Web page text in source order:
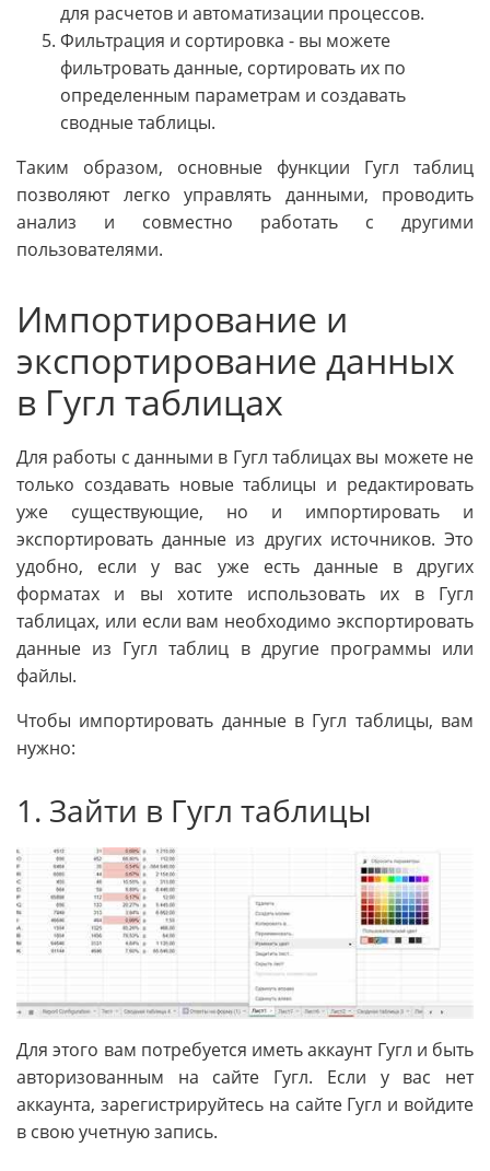
для расчетов и автоматизации процессов.
Фильтрация и сортировка - вы можете
фильтровать данные, сортировать их по
определенным параметрам и создавать
сводные таблицы.
Таким образом, основные функции Гугл таблиц
позволяют легко управлять данными, проводить
анализ и совместно работать с другими
пользователями.
Импортирование и
экспортирование данных
в Гугл таблицах
Для работы с данными в Гугл таблицах вы можете не
только создавать новые таблицы и редактировать
уже существующие, но и импортировать и
экспортировать данные из других источников. Это
удобно, если у вас уже есть данные в других
форматах и вы хотите использовать их в Гугл
таблицах, или если вам необходимо экспортировать
данные из Гугл таблиц в другие программы или
файлы.
Чтобы импортировать данные в Гугл таблицы, вам
нужно:
1. Зайти в Гугл таблицы
Для этого вам потребуется иметь аккаунт Гугл и быть
авторизованным на сайте Гугл. Если у вас нет
аккаунта, зарегистрируйтесь на сайте Гугл и войдите
в свою учетную запись.